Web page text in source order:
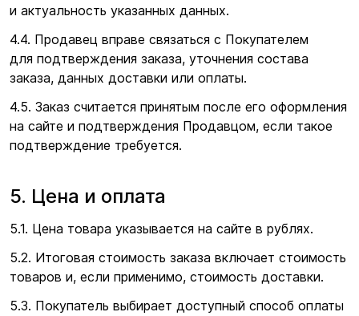
и актуальность указанных данных.
4.4. Продавец вправе связаться с Покупателем
для подтверждения заказа, уточнения состава
заказа, данных доставки или оплаты.
4.5. Заказ считается принятым после его оформления
на сайте и подтверждения Продавцом, если такое
подтверждение требуется.
5. Цена и оплата
5.1. Цена товара указывается на сайте в рублях.
5.2. Итоговая стоимость заказа включает стоимость
товаров и, если применимо, стоимость доставки.
5.3. Покупатель выбирает доступный способ оплаты